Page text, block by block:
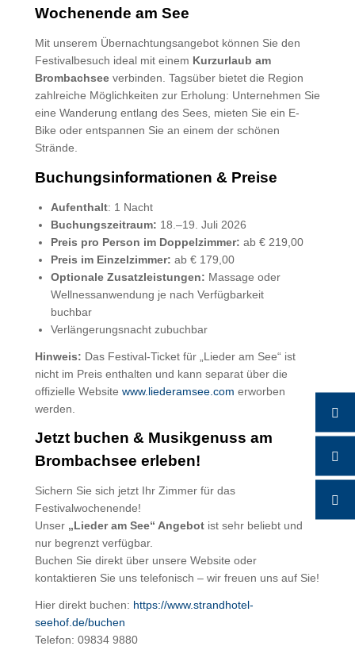
Wochenende am See
Mit unserem Übernachtungsangebot können Sie den
Festivalbesuch ideal mit einem Kurzurlaub am
Brombachseeverbinden. Tagsüber bietet die Region
zahlreiche Möglichkeiten zur Erholung: Unternehmen Sie
eine Wanderung entlang des Sees, mieten Sie ein E-
Bike oder entspannen Sie an einem der schönen
Strände.
Buchungsinformationen & Preise
Aufenthalt: 1 Nacht
Buchungszeitraum: 18.–19. Juli 2026
Preis pro Person im Doppelzimmer: ab € 219,00
Preis im Einzelzimmer: ab € 179,00
Optionale Zusatzleistungen: Massage oder
Wellnessanwendung je nach Verfügbarkeit
buchbar
Verlängerungsnacht zubuchbar
Hinweis: Das Festival-Ticket für „Lieder am See“ ist
nicht im Preis enthalten und kann separat über die
offizielle Website www.liederamsee.com erworben
werden.
Jetzt buchen & Musikgenuss am
Brombachsee erleben!
Sichern Sie sich jetzt Ihr Zimmer für das
Festivalwochenende!
Unser „Lieder am See“ Angebotist sehr beliebt und
nur begrenzt verfügbar.
Buchen Sie direkt über unsere Website oder
kontaktieren Sie uns telefonisch – wir freuen uns auf Sie!
Hier direkt buchen: https://www.strandhotel-
seehof.de/buchen
Telefon: 09834 9880